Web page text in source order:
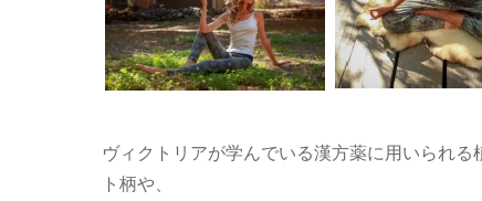
ヴィクトリアが学んでいる漢方薬に用いられ
ト柄や、